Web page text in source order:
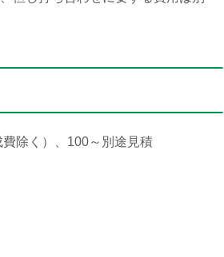
除く）、100～別途見積